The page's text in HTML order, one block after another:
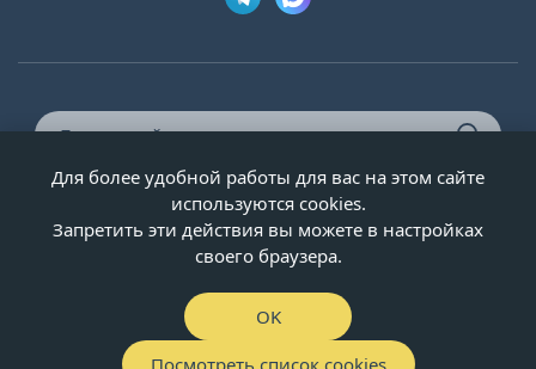
© ООО «Двери-и-точка», ИНН 5020092947, 1995-2026 г.
Для более удобной работы для вас на этом сайте
используются cookies.
Запретить эти действия вы можете в настройках
своего браузера.
OK
Посмотреть список cookies